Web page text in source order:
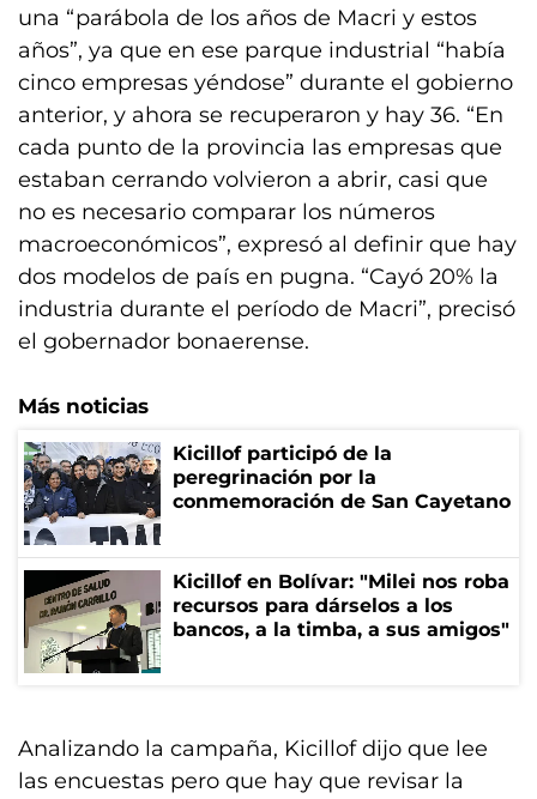
una “parábola de los años de Macri y estos
años”, ya que en ese parque industrial “había
cinco empresas yéndose” durante el gobierno
anterior, y ahora se recuperaron y hay 36. “En
cada punto de la provincia las empresas que
estaban cerrando volvieron a abrir, casi que
no es necesario comparar los números
macroeconómicos”, expresó al definir que hay
dos modelos de país en pugna. “Cayó 20% la
industria durante el período de Macri”, precisó
el gobernador bonaerense.
Más noticias
Kicillof participó de la
peregrinación por la
conmemoración de San Cayetano
Kicillof en Bolívar: "Milei nos roba
recursos para dárselos a los
bancos, a la timba, a sus amigos"
Analizando la campaña, Kicillof dijo que lee
las encuestas pero que hay que revisar la